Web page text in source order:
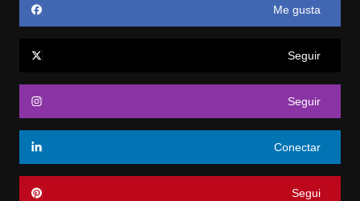
Me gusta
Seguir
Seguir
Conectar
Segui